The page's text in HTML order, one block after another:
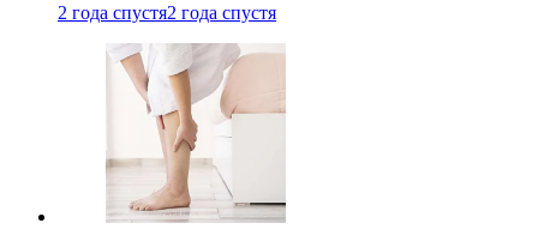
2 года спустя2 года спустя